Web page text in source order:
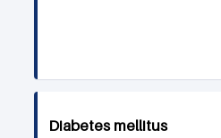
Diabetes mellitus